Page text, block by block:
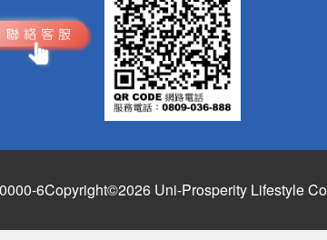
6Copyright©2026 Uni-Prosperity Lifestyle